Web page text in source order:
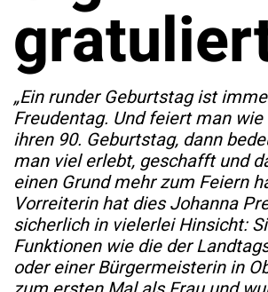
„Ein runder Geburtstag ist
Freudentag. Und feiert man
ihren 90. Geburtstag, dann
man viel erlebt, geschafft und
einen Grund mehr zum Feiern
Vorreiterin hat dies Johanna
sicherlich in vielerlei Hinsicht:
Funktionen wie die der
oder einer Bürgermeisterin in